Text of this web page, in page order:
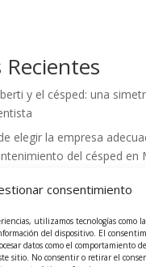
consentimiento
utilizamos tecnologías como
del dispositivo. El
datos como el comportamiento
sitio. No consentir o retirar el
y el césped: una
elegir la empresa
del césped en
en la Sierra de